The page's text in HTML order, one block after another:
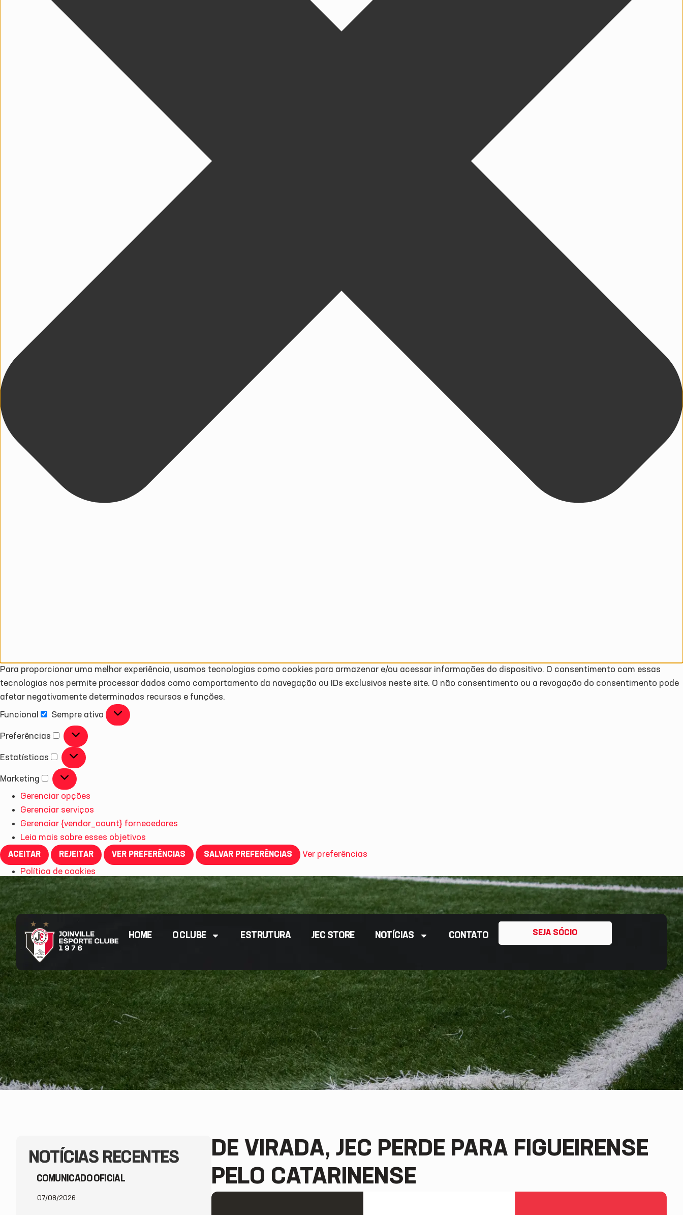
Para proporcionar uma melhor experiência, usamos tecnologias como cookies para armazenar e/ou acessar informações do dispositivo. O consentimento com essas
tecnologias nos permite processar dados como comportamento da navegação ou IDs exclusivos neste site. O não consentimento ou a revogação do consentimento pode
afetar negativamente determinados recursos e funções.
Funcional
Sempre ativo
Preferências
Estatísticas
Marketing
Gerenciar opções
Gerenciar serviços
Gerenciar {vendor_count} fornecedores
Leia mais sobre esses objetivos
ACEITAR REJEITAR VER PREFERÊNCIAS SALVAR PREFERÊNCIAS
Ver preferências
Política de cookies
HOME O CLUBE ESTRUTURA JEC STORE NOTÍCIAS CONTATO SEJA SÓCIO
NOTÍCIAS RECENTES
COMUNICADO OFICIAL
07/08/2026
DE VIRADA, JEC PERDE PARA FIGUEIRENSE
PELO CATARINENSE